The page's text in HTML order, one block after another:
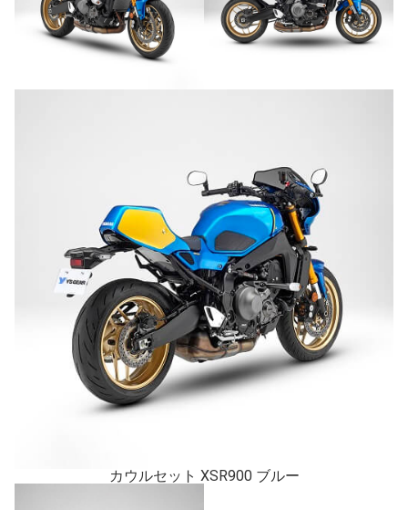
カウルセット XSR900 ブルー